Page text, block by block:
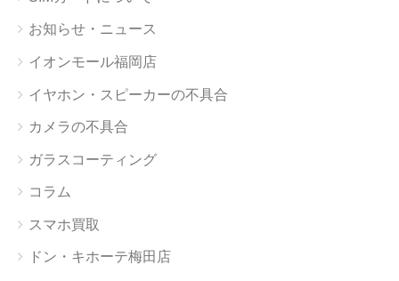
お知らせ・ニュース
イオンモール福岡店
イヤホン・スピーカーの不具合
カメラの不具合
ガラスコーティング
コラム
スマホ買取
ドン・キホーテ梅田店